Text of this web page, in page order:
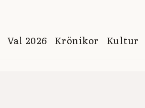
Val 2026 Krönikor Kultur